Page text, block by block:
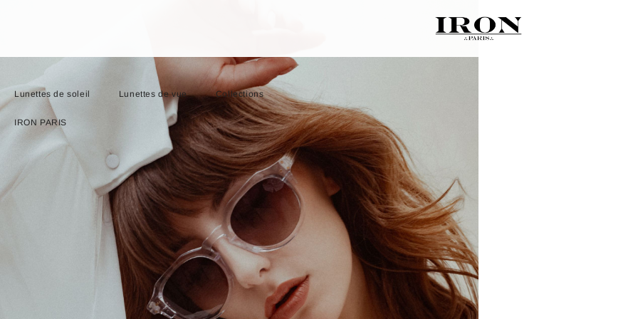
Lunettes de soleil Lunettes de vue Collections
IRON PARIS